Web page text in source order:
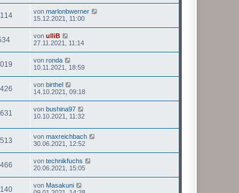
von marlonbwerner
15.12.2021, 11:00
von ulliB
27.11.2021, 11:14
von ronda
10.11.2021, 18:59
von birthel
14.10.2021, 09:18
von bushina97
10.10.2021, 11:32
von maxreichbach
30.06.2021, 12:52
von technikfuchs
20.06.2021, 15:05
von Masakuni